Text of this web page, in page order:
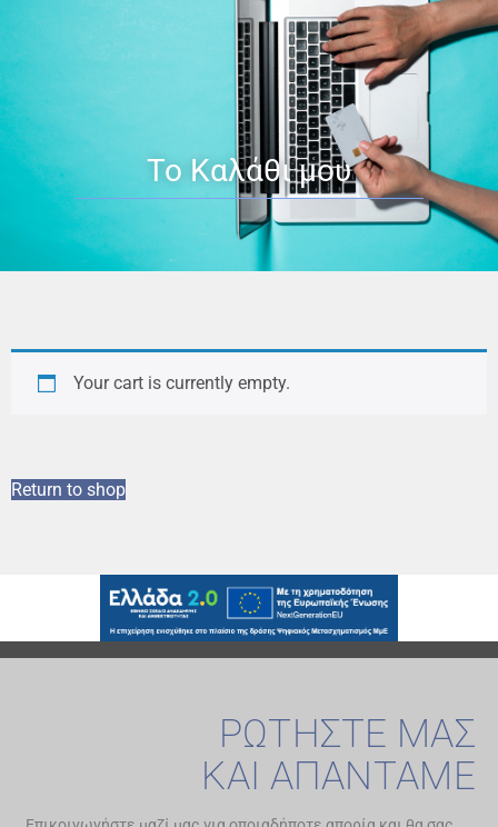
Το Καλάθι μου
Your cart is currently empty.
Return to shop
ΡΩΤΗΣΤΕ ΜΑΣ
ΚΑΙ ΑΠΑΝΤΑΜΕ